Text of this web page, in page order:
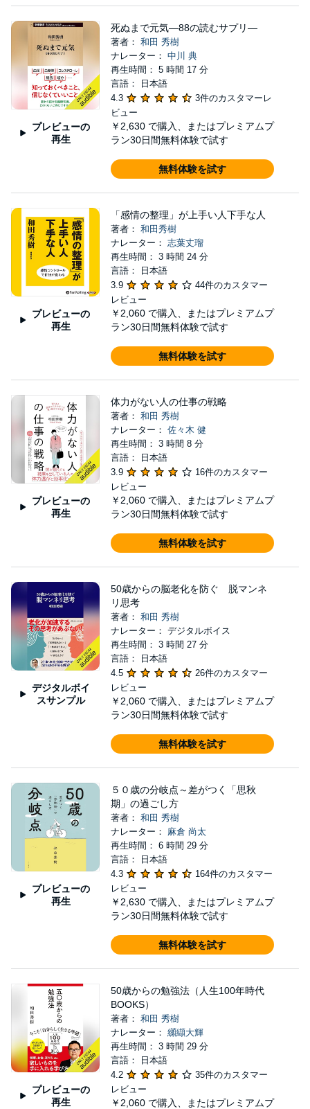
プレビューの
再生
死ぬまで元気―88の読むサプリ―
著者： 和田 秀樹
ナレーター： 中川 典
再生時間： 5 時間 17 分
言語： 日本語
4.3
3件のカスタマーレ
ビュー
￥2,630 で購入、またはプレミアムプ
ラン30日間無料体験で試す
無料体験を試す
プレビューの
再生
「感情の整理」が上手い人下手な人
著者： 和田秀樹
ナレーター： 志葉丈瑠
再生時間： 3 時間 24 分
言語： 日本語
3.9
44件のカスタマー
レビュー
￥2,060 で購入、またはプレミアムプ
ラン30日間無料体験で試す
無料体験を試す
プレビューの
再生
体力がない人の仕事の戦略
著者： 和田 秀樹
ナレーター： 佐々木 健
再生時間： 3 時間 8 分
言語： 日本語
3.9
16件のカスタマー
レビュー
￥2,060 で購入、またはプレミアムプ
ラン30日間無料体験で試す
無料体験を試す
デジタルボイ
スサンプル
50歳からの脳老化を防ぐ 脱マンネ
リ思考
著者： 和田 秀樹
ナレーター： デジタルボイス
再生時間： 3 時間 27 分
言語： 日本語
4.5
26件のカスタマー
レビュー
￥2,060 で購入、またはプレミアムプ
ラン30日間無料体験で試す
無料体験を試す
プレビューの
再生
５０歳の分岐点～差がつく「思秋
期」の過ごし方
著者： 和田 秀樹
ナレーター： 麻倉 尚太
再生時間： 6 時間 29 分
言語： 日本語
4.3
164件のカスタマー
レビュー
￥2,630 で購入、またはプレミアムプ
ラン30日間無料体験で試す
無料体験を試す
プレビューの
再生
50歳からの勉強法（人生100年時代
BOOKS）
著者： 和田 秀樹
ナレーター： 纐纈大輝
再生時間： 3 時間 29 分
言語： 日本語
4.2
35件のカスタマー
レビュー
￥2,060 で購入、またはプレミアムプ